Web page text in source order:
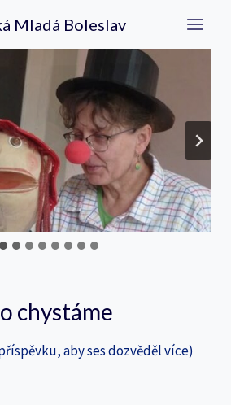
Mladá Boleslav
chystáme
aby ses dozvěděl více)